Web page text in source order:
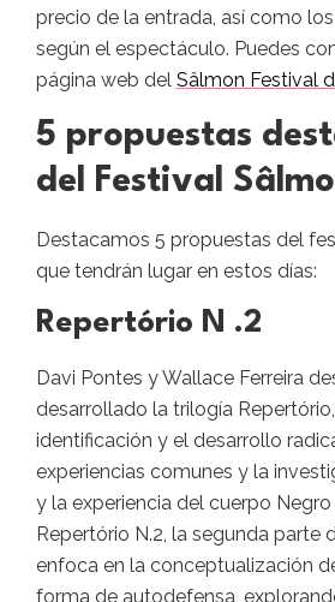
precio de la entrada, así como
según el espectáculo. Puedes
página web del Sâlmon Festival
5 propuestas
del Festival
Destacamos 5 propuestas del
que tendrán lugar en estos días:
Repertório N .2
Davi Pontes y Wallace Ferreira
desarrollado la trilogía
identificación y el desarrollo
experiencias comunes y la
y la experiencia del cuerpo Negro
Repertório N.2, la segunda parte
enfoca en la conceptualización
forma de autodefensa,